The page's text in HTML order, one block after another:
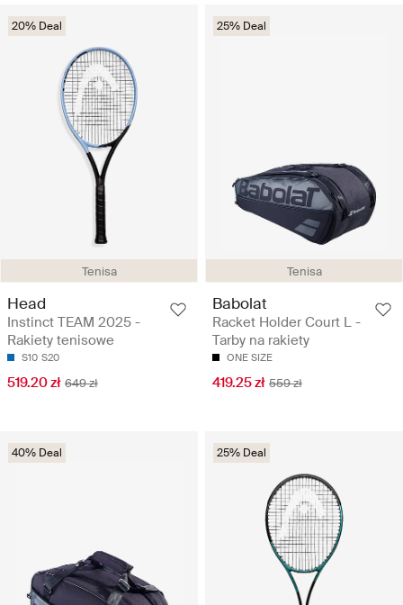
Tenisa
20% Deal
Head
Instinct TEAM 2025 -
Rakiety tenisowe
S10 S20
519.20 zł 649 zł
Tenisa
25% Deal
Babolat
Racket Holder Court L -
Tarby na rakiety
ONE SIZE
419.25 zł 559 zł
40% Deal 25% Deal